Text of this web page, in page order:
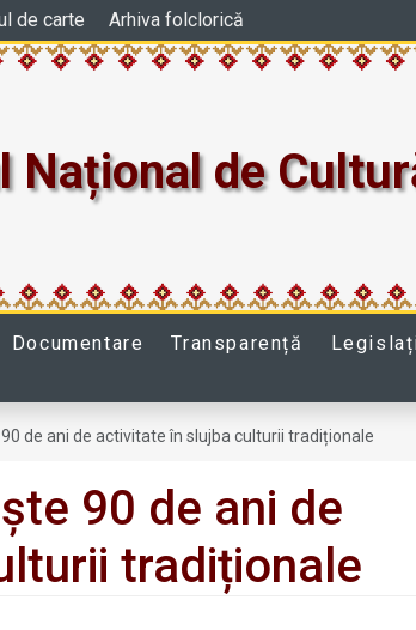
de carte Arhiva folclorică
Național de
Documentare Transparență
de ani de activitate în slujba culturii tradiționale
90 de ani de
tradiționale